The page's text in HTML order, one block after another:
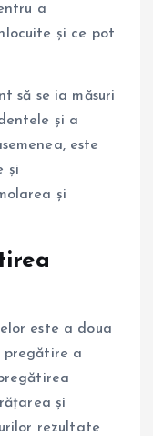
a
și ce pot
să se ia măsuri
și a
este
și
și
este a doua
pregătire a
și
rezultate